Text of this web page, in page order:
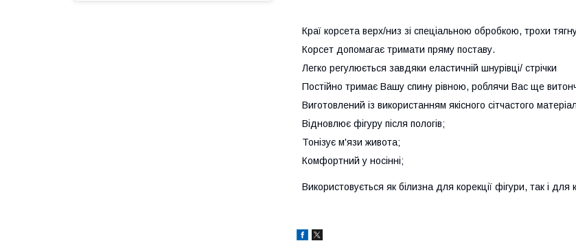
Краї корсета верх/низ зі спеціальною обробкою, трохи
Корсет допомагає тримати пряму поставу.
Легко регулюється завдяки еластичній шнурівці/ стрічки
Постійно тримає Вашу спину рівною, роблячи Вас ще
Виготовлений із використанням якісного сітчастого
Відновлює фігуру після пологів;
Тонізує м'язи живота;⠀⠀
Комфортний у носінні;
Використовується як білизна для корекції фігури, так і для